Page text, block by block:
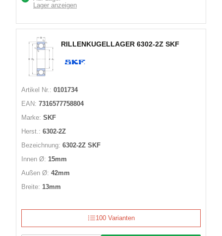
Lager anzeigen
RILLENKUGELLAGER 6302-2Z SKF
Artikel Nr.: 0101734
EAN: 7316577758804
Marke: SKF
Herst.: 6302-2Z
Bezeichnung: 6302-2Z SKF
Innen Ø: 15mm
Außen Ø: 42mm
Breite: 13mm
100 Varianten